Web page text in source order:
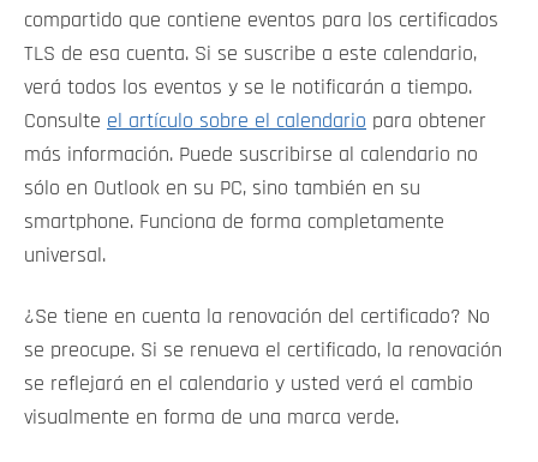
compartido que contiene eventos para los certificados
TLS de esa cuenta. Si se suscribe a este calendario,
verá todos los eventos y se le notificarán a tiempo.
Consulte el artículo sobre el calendario para obtener
más información. Puede suscribirse al calendario no
sólo en Outlook en su PC, sino también en su
smartphone. Funciona de forma completamente
universal.
¿Se tiene en cuenta la renovación del certificado? No
se preocupe. Si se renueva el certificado, la renovación
se reflejará en el calendario y usted verá el cambio
visualmente en forma de una marca verde.